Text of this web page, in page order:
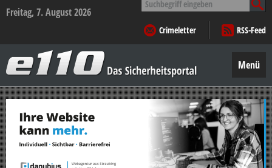
Freitag, 7. August 2026
nach:
Crimeletter
RSS-Feed
–
Das
Sicherheitsportal
Menü
Zum
Inhalt
springen